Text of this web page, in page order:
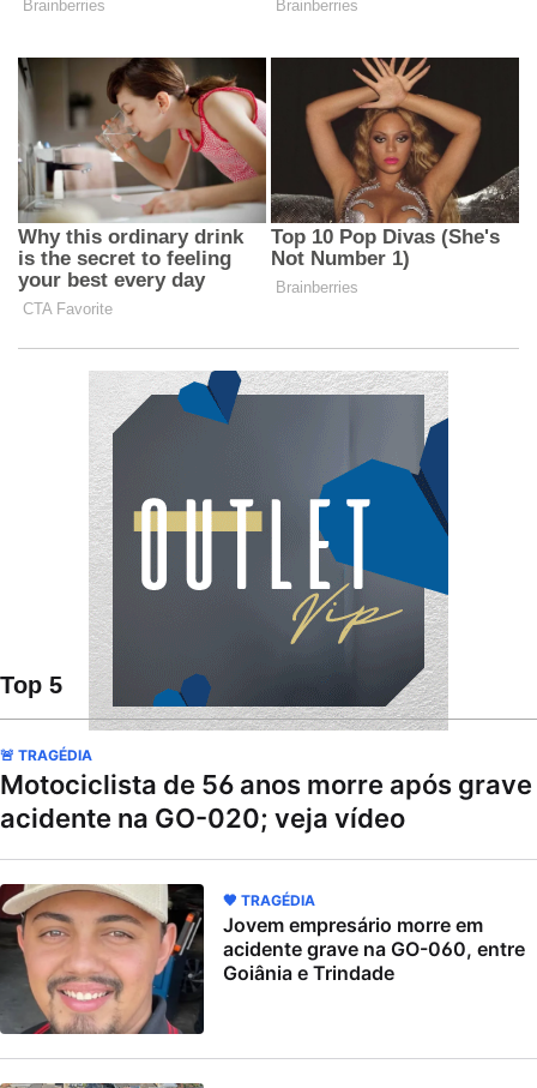
Top 5
🚨 TRAGÉDIA
Motociclista de 56 anos morre após grave
acidente na GO-020; veja vídeo
🖤 TRAGÉDIA
Jovem empresário morre em
acidente grave na GO-060, entre
Goiânia e Trindade